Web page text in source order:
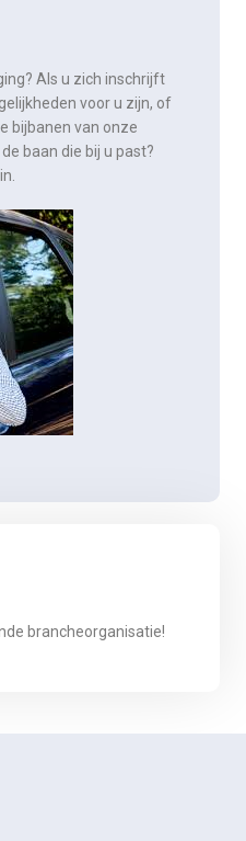
Als u zich inschrijft
voor u zijn, of
bijbanen van onze
baan die bij u past?
brancheorganisatie!